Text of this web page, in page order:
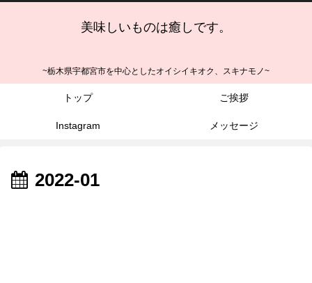
美味しいものは癒しです。
~栃木県宇都宮市を中心としたオイシイキオク、スキナモノ~
トップ ご挨拶
Instagram メッセージ
2022-01